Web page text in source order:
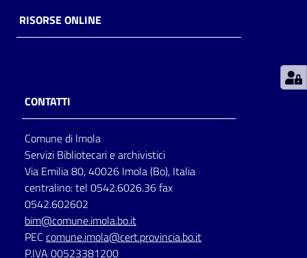
storico
per
lettura
Seguici
su
RISORSE ONLINE
CONTATTI
Comune di Imola
Servizi Bibliotecari e archivistici
Via Emilia 80, 40026 Imola (Bo), Italia
centralino: tel 0542.6026.36 fax
0542.602602
bim@comune.imola.bo.it
PEC comune.imola@cert.provincia.bo.it
P.IVA 00523381200